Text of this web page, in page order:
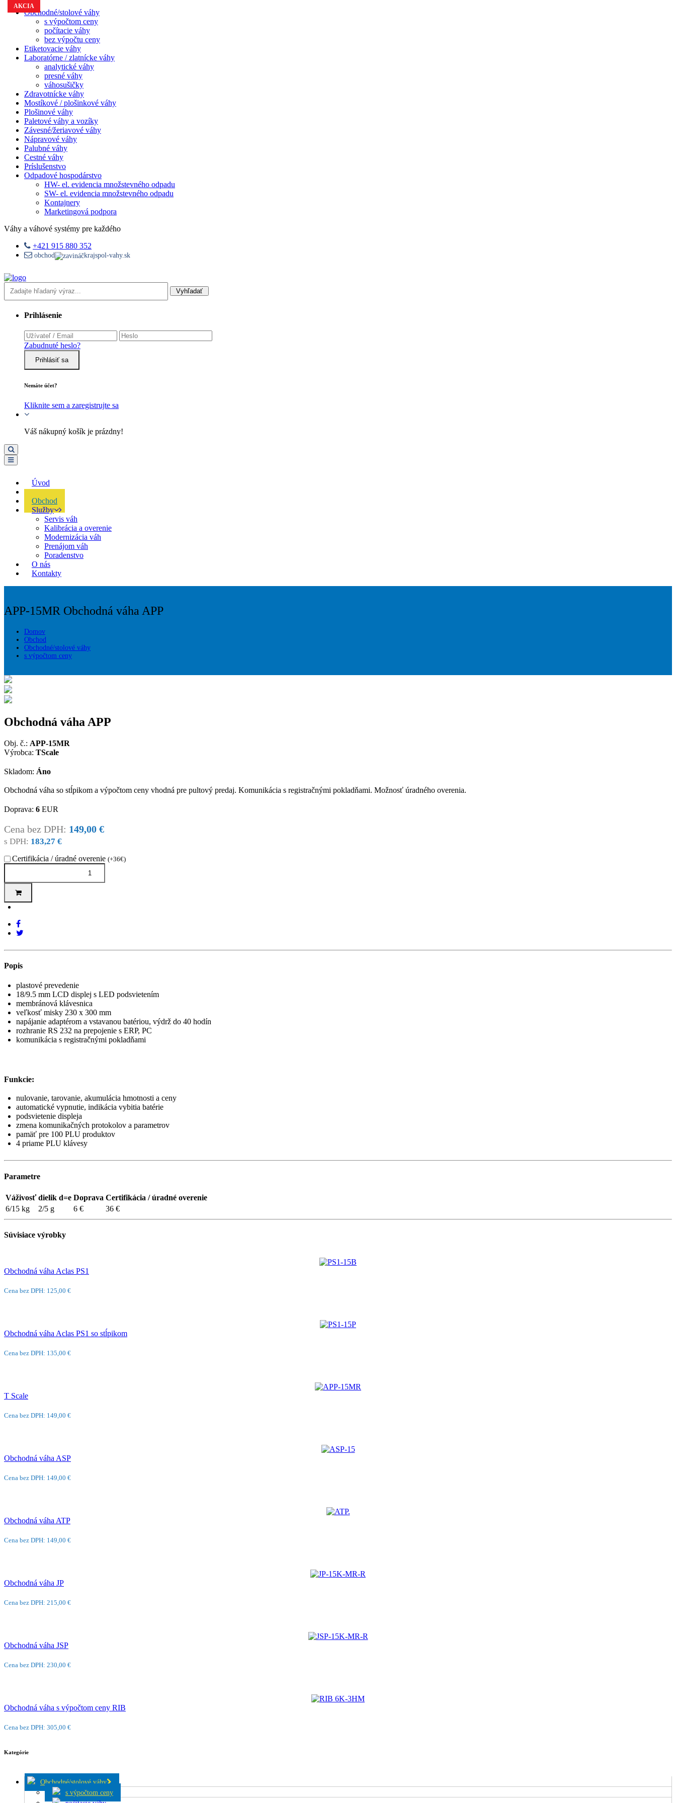
Obchodné/stolové váhy
s výpočtom ceny
počítacie váhy
bez výpočtu ceny
Etiketovacie váhy
Laboratórne / zlatnícke váhy
analytické váhy
presné váhy
váhosušičky
Zdravotnícke váhy
Mostíkové / plošinkové váhy
Plošinové váhy
Paletové váhy a vozíky
Závesné/žeriavové váhy
Nápravové váhy
Palubné váhy
Cestné váhy
Príslušenstvo
Odpadové hospodárstvo
HW- el. evidencia množstevného odpadu
SW- el. evidencia množstevného odpadu
Kontajnery
Marketingová podpora
Váhy a váhové systémy pre každého
+421 915 880 352
obchod krajspol-vahy.sk
Vyhľadať
Prihlásenie
Zabudnuté heslo?
Prihlásiť sa
Nemáte účet?
Kliknite sem a zaregistrujte sa
Váš nákupný košík je prázdny!
Úvod
Akcie
Obchod
Služby
Servis váh
Kalibrácia a overenie
Modernizácia váh
Prenájom váh
Poradenstvo
O nás
Kontakty
APP-15MR Obchodná váha APP
Domov
Obchod
Obchodné/stolové váhy
s výpočtom ceny
AKCIA
Obchodná váha APP
Obj. č.: APP-15MR
Výrobca: TScale
Skladom: Áno
Obchodná váha so stĺpikom a výpočtom ceny vhodná pre pultový predaj. Komunikácia s registračnými pokladňami. Možnosť úradného overenia.
Doprava: 6 EUR
Cena bez DPH: 149,00 €
s DPH: 183,27 €
Certifikácia / úradné overenie (+36€)
Popis
plastové prevedenie
18/9.5 mm LCD displej s LED podsvietením
membránová klávesnica
veľkosť misky 230 x 300 mm
napájanie adaptérom a vstavanou batériou, výdrž do 40 hodín
rozhranie RS 232 na prepojenie s ERP, PC
komunikácia s registračnými pokladňami
Funkcie:
nulovanie, tarovanie, akumulácia hmotnosti a ceny
automatické vypnutie, indikácia vybitia batérie
podsvietenie displeja
zmena komunikačných protokolov a parametrov
pamäť pre 100 PLU produktov
4 priame PLU klávesy
Parametre
Váživosť dielik d=e Doprava Certifikácia / úradné overenie
6/15 kg
2/5 g 6 € 36 €
Súvisiace výrobky
Obchodná váha Aclas PS1
Cena bez DPH: 125,00 €
Obchodná váha Aclas PS1 so stĺpikom
Cena bez DPH: 135,00 €
T Scale
Cena bez DPH: 149,00 €
Obchodná váha ASP
Cena bez DPH: 149,00 €
Obchodná váha ATP
Cena bez DPH: 149,00 €
Obchodná váha JP
Cena bez DPH: 215,00 €
Obchodná váha JSP
Cena bez DPH: 230,00 €
Obchodná váha s výpočtom ceny RIB
Cena bez DPH: 305,00 €
Kategórie
Obchodné/stolové váhy
s výpočtom ceny